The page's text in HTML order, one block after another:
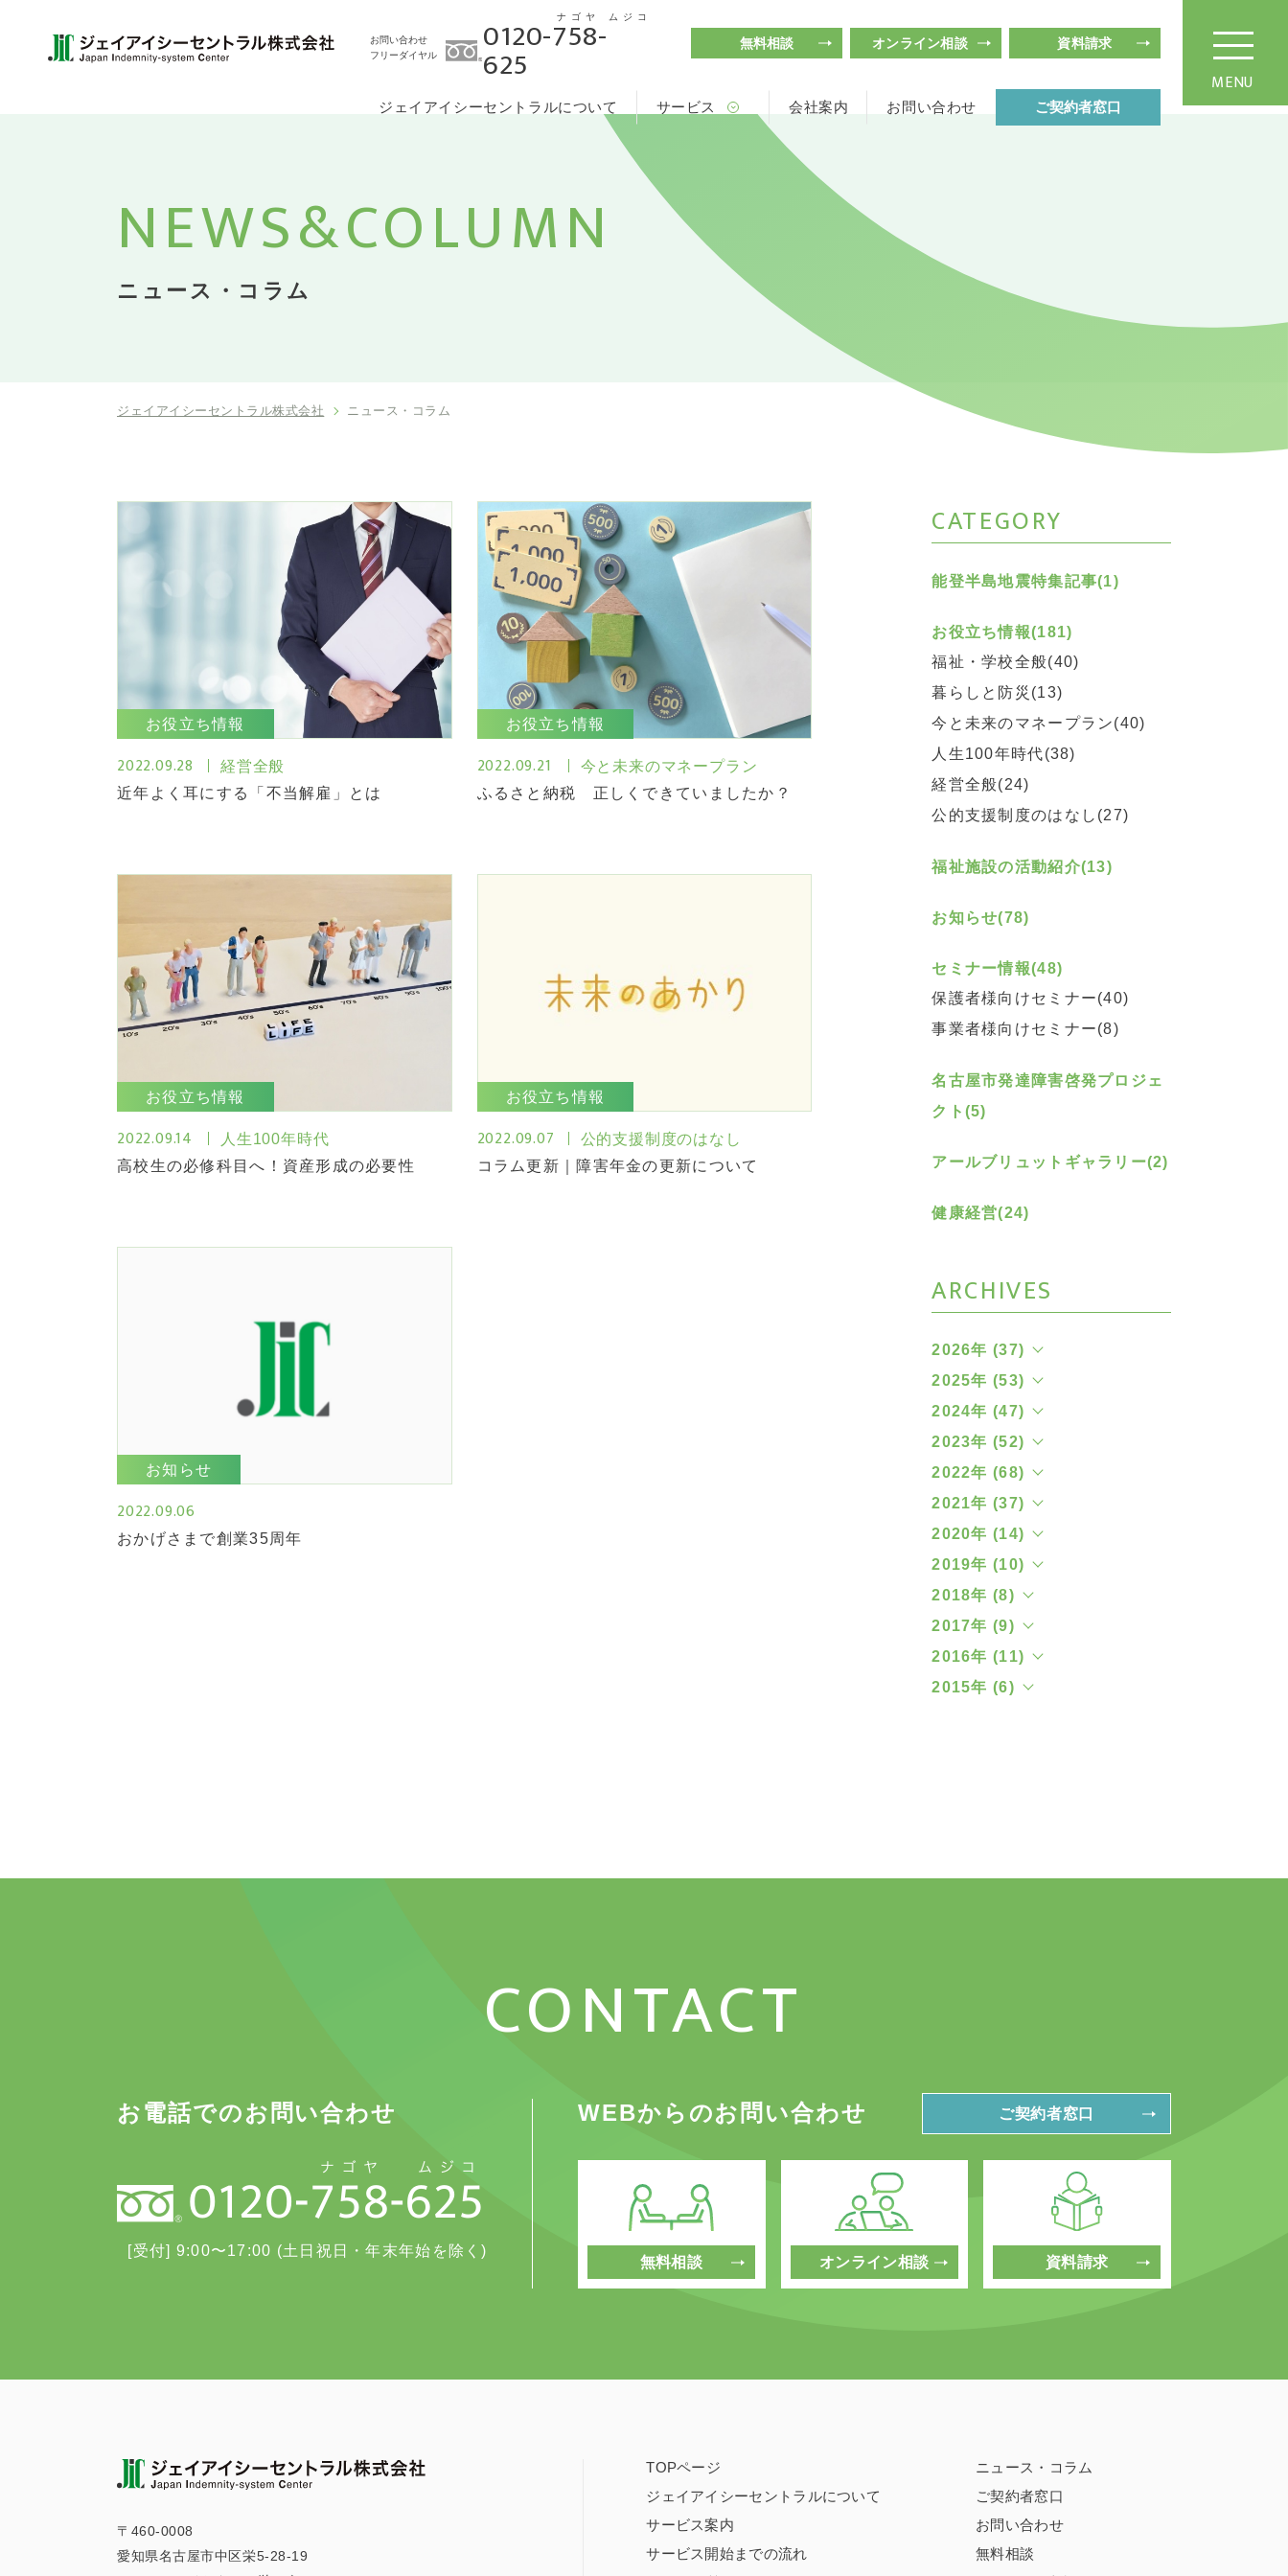
お問い合わせ
フリーダイヤル
ナゴヤ ムジコ
0120-758-
625 無料相談 オンライン相談 資料請求
ジェイアイシーセントラルについて サービス 会社案内 お問い合わせ ご契約者窓口
MENU
NEWS&COLUMN
ニュース・コラム
ジェイアイシーセントラル株式会社 ニュース・コラム
お役立ち情報
2022.09.28
経営全般
近年よく耳にする「不当解雇」とは
お役立ち情報
2022.09.21
今と未来のマネープラン
ふるさと納税 正しくできていましたか？
お役立ち情報
2022.09.14
人生100年時代
高校生の必修科目へ！資産形成の必要性
お役立ち情報
2022.09.07
公的支援制度のはなし
コラム更新｜障害年金の更新について
お知らせ
2022.09.06
おかげさまで創業35周年
CATEGORY
能登半島地震特集記事(1)
お役立ち情報(181)
福祉・学校全般(40)
暮らしと防災(13)
今と未来のマネープラン(40)
人生100年時代(38)
経営全般(24)
公的支援制度のはなし(27)
福祉施設の活動紹介(13)
お知らせ(78)
セミナー情報(48)
保護者様向けセミナー(40)
事業者様向けセミナー(8)
名古屋市発達障害啓発プロジェ
クト(5)
アールブリュットギャラリー(2)
健康経営(24)
ARCHIVES
2026年 (37)
2025年 (53)
2024年 (47)
2023年 (52)
2022年 (68)
2021年 (37)
2020年 (14)
2019年 (10)
2018年 (8)
2017年 (9)
2016年 (11)
2015年 (6)
CONTACT
お電話でのお問い合わせ
[受付] 9:00〜17:00 (土日祝日・年末年始を除く)
WEBからのお問い合わせ ご契約者窓口
無料相談 オンライン相談 資料請求
〒460-0008
愛知県名古屋市中区栄5-28-19
TOPページ
ジェイアイシーセントラルについて
サービス案内
サービス開始までの流れ
ニュース・コラム
ご契約者窓口
お問い合わせ
無料相談